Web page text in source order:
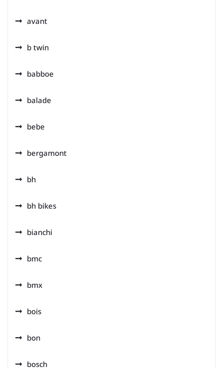
avant
b twin
babboe
balade
bebe
bergamont
bh
bh bikes
bianchi
bmc
bmx
bois
bon
bosch